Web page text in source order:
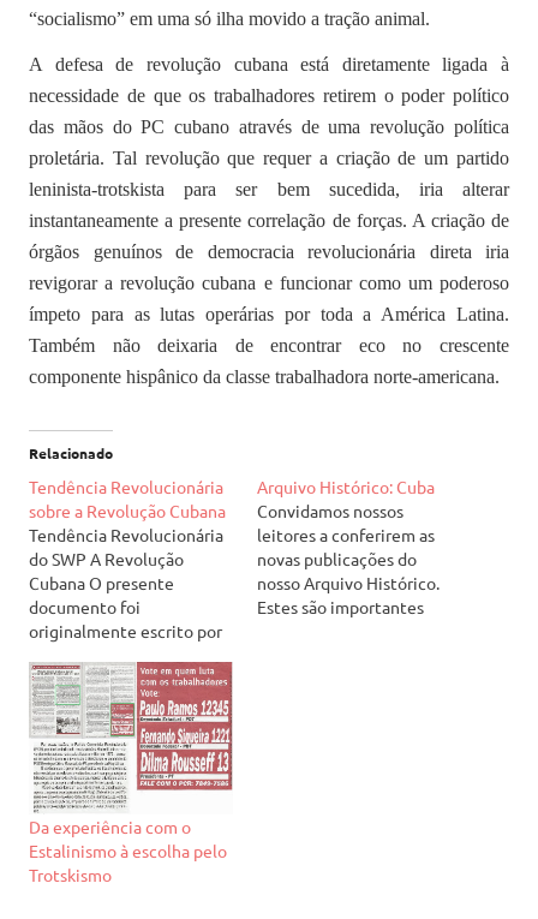
“socialismo” em uma só ilha movido a tração animal.
A defesa de revolução cubana está diretamente ligada à
necessidade de que os trabalhadores retirem o poder político
das mãos do PC cubano através de uma revolução política
proletária. Tal revolução que requer a criação de um partido
leninista-trotskista para ser bem sucedida, iria alterar
instantaneamente a presente correlação de forças. A criação de
órgãos genuínos de democracia revolucionária direta iria
revigorar a revolução cubana e funcionar como um poderoso
ímpeto para as lutas operárias por toda a América Latina.
Também não deixaria de encontrar eco no crescente
componente hispânico da classe trabalhadora norte-americana.
Relacionado
Tendência Revolucionária
sobre a Revolução Cubana
Tendência Revolucionária
do SWP A Revolução
Cubana O presente
documento foi
originalmente escrito por
enquanto resolução da
Tendência Revolucionária
para o Congresso da Young
Socialist Alliance, grupo de
juventude do Socialist
Workers Party dos EUA
(SWP). Ela foi reimpressa
em julho/agosto de 1964
em Spartacist No. 2,…
Arquivo Histórico: Cuba
Convidamos nossos
leitores a conferirem as
novas publicações do
nosso Arquivo Histórico.
Estes são importantes
Da experiência com o
Estalinismo à escolha pelo
Trotskismo